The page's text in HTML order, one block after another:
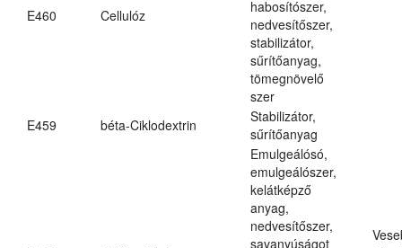
E460 Cellulóz
habosítószer,
nedvesítőszer,
stabilizátor,
sűrítőanyag,
tömegnövelő
szer
E459
béta-Ciklodextrin
Stabilizátor,
sűrítőanyag
Emulgeálósó,
emulgeálószer,
kelátképző
anyag,
nedvesítőszer,
savanyúságot